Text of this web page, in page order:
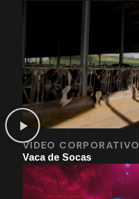
VIDEO CORPORATIVO
Vaca de Socas